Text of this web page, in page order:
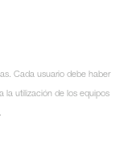
Cada usuario debe haber
la utilización de los equipos